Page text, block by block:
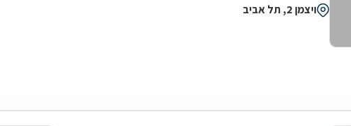
ויצמן 2, תל אביב